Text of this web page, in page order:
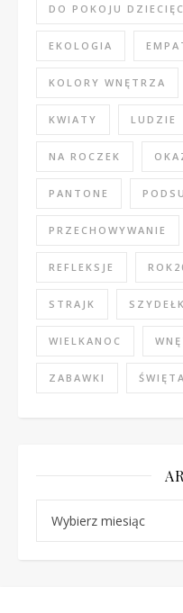
DO POKOJU
EKOLOGIA
KOLORY WNĘTRZA
KWIATY LUDZIE
NA ROCZEK
PANTONE
PRZECHOWYWANIE
REFLEKSJE
STRAJK
WIELKANOC
ZABAWKI ŚWIĘTA